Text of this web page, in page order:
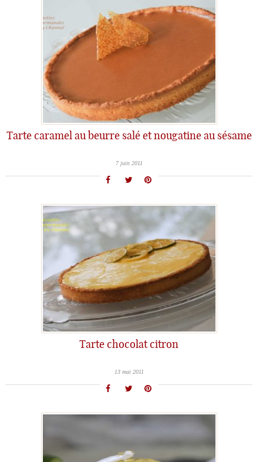
Tarte caramel au beurre salé et nougatine au sésame
7 juin 2011
Tarte chocolat citron
13 mai 2011